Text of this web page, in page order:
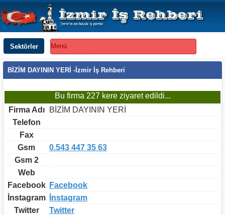
Sektörler Menü
BİZİM DAYININ YERİ -İzmir İş Rehberi
Bu firma 227 kere ziyaret edildi...
Firma Adı
BİZİM DAYININ YERİ
Telefon
Fax
Gsm
0.543 447 35 63
Gsm 2
Web
Facebook Facebook
İnstagram
İnstagram
Twitter
Twitter